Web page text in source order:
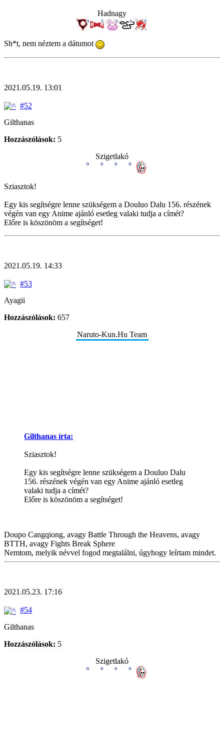
Hadnagy
Sh*t, nem néztem a dátumot
2021.05.19. 13:01
#52
Gilthanas
Hozzászólások: 5
Szigetlakó
Sziasztok!
Egy kis segítségre lenne szükségem a Douluo Dalu 156. részének
végén van egy Anime ajánló esetleg valaki tudja a címét?
Előre is köszönöm a segítséget!
2021.05.19. 14:33
#53
Ayagii
Hozzászólások: 657
Naruto-Kun.Hu Team
Gilthanas írta:
Sziasztok!
Egy kis segítségre lenne szükségem a Douluo Dalu
156. részének végén van egy Anime ajánló esetleg
valaki tudja a címét?
Előre is köszönöm a segítséget!
Doupo Cangqiong, avagy Battle Through the Heavens, avagy
BTTH, avagy Fights Break Sphere
Nemtom, melyik névvel fogod megtalálni, úgyhogy leírtam mindet.
2021.05.23. 17:16
#54
Gilthanas
Hozzászólások: 5
Szigetlakó